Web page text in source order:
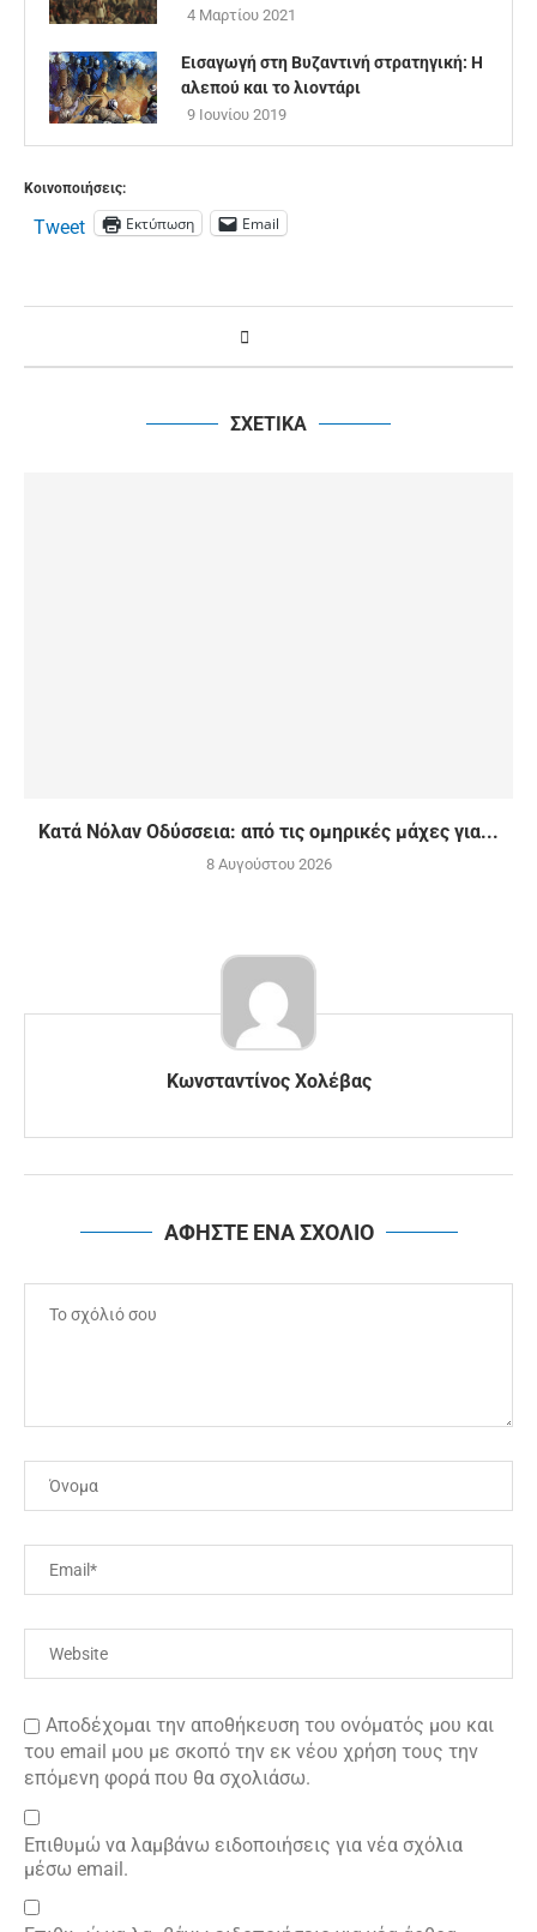
4 Μαρτίου 2021
Εισαγωγή στη Βυζαντινή στρατηγική: Η
αλεπού και το λιοντάρι
9 Ιουνίου 2019
Κοινοποιήσεις:
Tweet Εκτύπωση Email
ΣΧΕΤΙΚΑ
Κατά Νόλαν Οδύσσεια: από τις ομηρικές μάχες για...
8 Αυγούστου 2026
Κωνσταντίνος Χολέβας
ΑΦΗΣΤΕ ΕΝΑ ΣΧΟΛΙΟ
Αποδέχομαι την αποθήκευση του ονόματός μου και
του email μου με σκοπό την εκ νέου χρήση τους την
επόμενη φορά που θα σχολιάσω.
Επιθυμώ να λαμβάνω ειδοποιήσεις για νέα σχόλια
μέσω email.